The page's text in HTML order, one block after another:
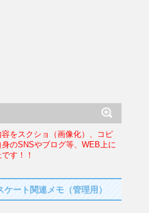
をスクショ（画像化）、コピ
のSNSやブログ等、WEB上に
す！！
ケート関連メモ（管理用）